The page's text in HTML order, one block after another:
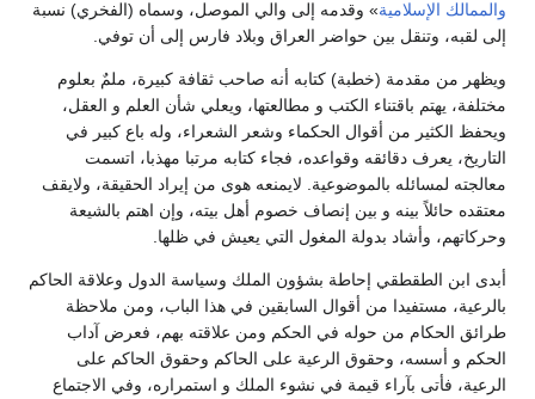
والممالك الإسلامية» وقدمه إلى والي الموصل، وسماه (الفخري) نسبة
إلى لقبه، وتنقل بين حواضر العراق وبلاد فارس إلى أن توفي.
ويظهر من مقدمة (خطبة) كتابه أنه صاحب ثقافة كبيرة، ملمٌ بعلوم
مختلفة، يهتم باقتناء الكتب و مطالعتها، ويعلي شأن العلم و العقل،
ويحفظ الكثير من أقوال الحكماء وشعر الشعراء، وله باع كبير في
التاريخ، يعرف دقائقه وقواعده، فجاء كتابه مرتبا مهذبا، اتسمت
معالجته لمسائله بالموضوعية. لايمنعه هوى من إيراد الحقيقة، ولايقف
معتقده حائلاً بينه و بين إنصاف خصوم أهل بيته، وإن اهتم بالشيعة
وحركاتهم، وأشاد بدولة المغول التي يعيش في ظلها.
أبدى ابن الطقطقي إحاطة بشؤون الملك وسياسة الدول وعلاقة الحاكم
بالرعية، مستفيدا من أقوال السابقين في هذا الباب، ومن ملاحظة
طرائق الحكام من حوله في الحكم ومن علاقته بهم، فعرض آداب
الحكم و أسسه، وحقوق الرعية على الحاكم وحقوق الحاكم على
الرعية، فأتى بآراء قيمة في نشوء الملك و استمراره، وفي الاجتماع